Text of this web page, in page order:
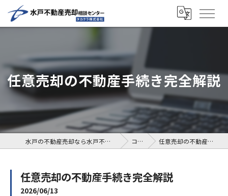
任意売却の不動産手続き完全解説
水戸の不動産売却なら水戸不動産売却相談センター コラム 任意売却の不動産手続き完全解説
任意売却の不動産手続き完全解説
2026/06/13